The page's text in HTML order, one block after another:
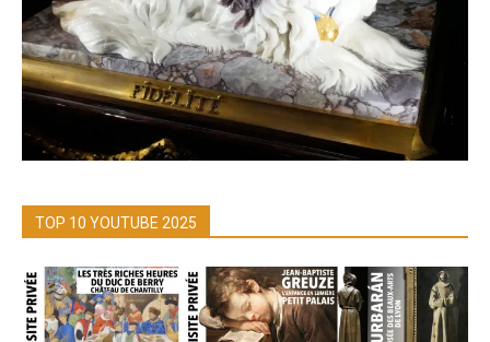
TOP 10 YOUTUBE 2025